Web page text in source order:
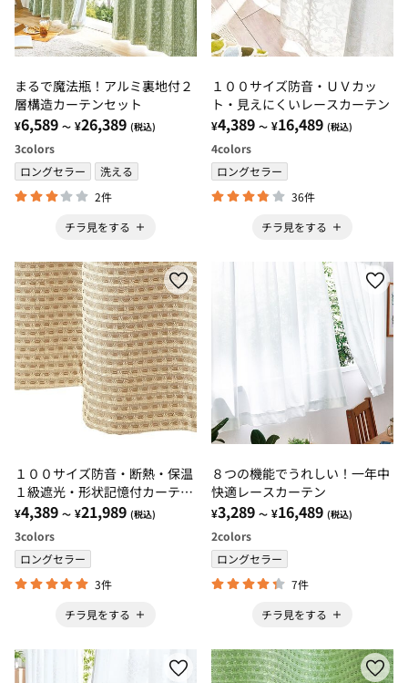
まるで魔法瓶！アルミ裏地付２
層構造カーテンセット
¥6,589 ～ ¥26,389 (税込)
3colors
ロングセラー
洗える
2件
チラ見をする
１００サイズ防音・ＵＶカッ
ト・見えにくいレースカーテン
¥4,389 ～ ¥16,489 (税込)
4colors
ロングセラー
36件
チラ見をする
１００サイズ防音・断熱・保温
１級遮光・形状記憶付カーテ
ン ベージュ・アイボリー・ロ
ーズピンク
¥4,389 ～ ¥21,989 (税込)
3colors
ロングセラー
3件
チラ見をする
８つの機能でうれしい！一年中
快適レースカーテン
¥3,289 ～ ¥16,489 (税込)
2colors
ロングセラー
7件
チラ見をする